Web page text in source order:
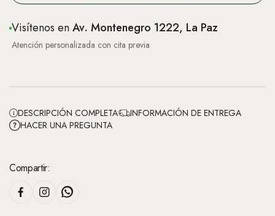
Visítenos enAv. Montenegro 1222, La Paz
Atención personalizada con cita previa
DESCRIPCIÓN COMPLETA
INFORMACIÓN DE ENTREGA
HACER UNA PREGUNTA
Compartir: